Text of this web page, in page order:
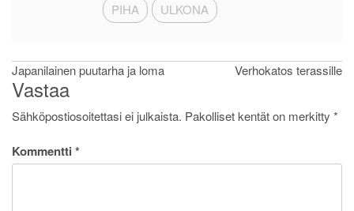
PIHA
ULKONA
Artikkelien
selaus
Japanilainen puutarha ja loma Verhokatos terassille
Vastaa
Sähköpostiosoitettasi ei julkaista. Pakolliset kentät on merkitty *
Kommentti *